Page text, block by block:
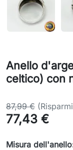
Anello
celtico) con
87,99 €
77,43 €
Misura